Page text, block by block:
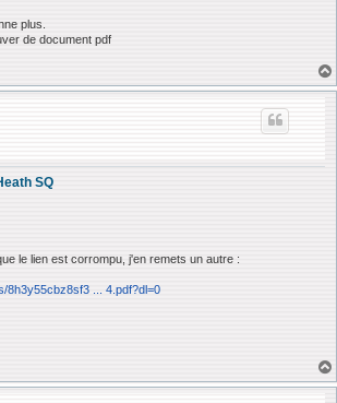
plus.
de document pdf
SQ
le lien est corrompu, j'en remets un autre :
8h3y55cbz8sf3 ... 4.pdf?dl=0